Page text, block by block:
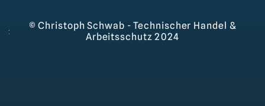
© Christoph Schwab - Technischer Handel &
Arbeitsschutz 2024